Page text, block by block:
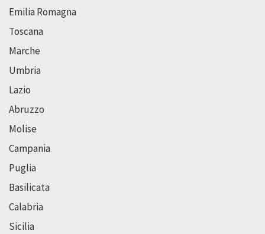
Emilia Romagna
Toscana
Marche
Umbria
Lazio
Abruzzo
Molise
Campania
Puglia
Basilicata
Calabria
Sicilia